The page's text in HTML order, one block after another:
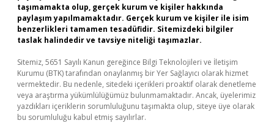
taşımamakta olup, gerçek kurum ve kişiler hakkında
paylaşım yapılmamaktadır. Gerçek kurum ve kişiler ile isim
benzerlikleri tamamen tesadüfidir. Sitemizdeki bilgiler
taslak halindedir ve tavsiye niteliği taşımazlar.
Sitemiz, 5651 Sayılı Kanun gereğince Bilgi Teknolojileri ve İletişim
Kurumu (BTK) tarafından onaylanmış bir Yer Sağlayıcı olarak hizmet
vermektedir. Bu nedenle, sitedeki içerikleri proaktif olarak denetleme
veya araştırma yükümlülüğümüz bulunmamaktadır. Ancak, üyelerimiz
yazdıkları içeriklerin sorumluluğunu taşımakta olup, siteye üye olarak
bu sorumluluğu kabul etmiş sayılırlar.